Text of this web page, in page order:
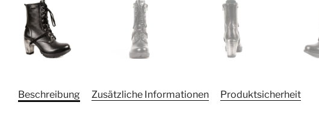
Beschreibung Zusätzliche Informationen Produktsicherheit